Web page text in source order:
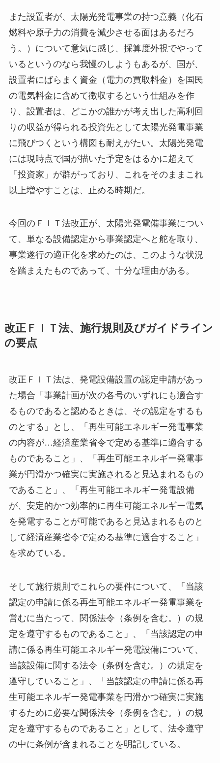
また設置者が、太陽光発電事業の持つ意義（化石
燃料や原子力の消費を減少させる面はあるだろ
う。）について意気に感じ、採算度外視でやって
いるというのなら我慢のしようもあるが、国が、
設置者にばらまく資金（電力の買取料金）を国民
の電気料金に含めて徴収するという仕組みを作
り、設置者は、どこかの誰かが考え出した高利回
りの収益が得られる投資先として太陽光発電事業
に飛びつくという構図も耐えがたい。太陽光発電
には現時点で国が描いた予定をはるかに超えて
「投資家」が群がっており、これをそのままこれ
以上増やすことは、止める時期だ。
今回のＦＩＴ法改正が、太陽光発電備事業につい
て、単なる設備認定から事業認定へと舵を取り、
事業遂行の適正化を求めたのは、このような状況
を踏まえたものであって、十分な理由がある。
改正ＦＩＴ法、施行規則及びガイドライン
の要点
改正ＦＩＴ法は、発電設備設置の認定申請があっ
た場合「事業計画が次の各号のいずれにも適合す
るものであると認めるときは、その認定をするも
のとする」とし、「再生可能エネルギー発電事業
の内容が…経済産業省令で定める基準に適合する
ものであること」、「再生可能エネルギー発電事
業が円滑かつ確実に実施されると見込まれるもの
であること」、「再生可能エネルギー発電設備
が、安定的かつ効率的に再生可能エネルギー電気
を発電することが可能であると見込まれるものと
して経済産業省令で定める基準に適合すること」
を求めている。
そして施行規則でこれらの要件について、「当該
認定の申請に係る再生可能エネルギー発電事業を
営むに当たって、関係法令（条例を含む。）の規
定を遵守するものであること」、「当該認定の申
請に係る再生可能エネルギー発電設備について、
当該設備に関する法令（条例を含む。）の規定を
遵守していること」、「当該認定の申請に係る再
生可能エネルギー発電事業を円滑かつ確実に実施
するために必要な関係法令（条例を含む。）の規
定を遵守するものであること」として、法令遵守
の中に条例が含まれることを明記している。